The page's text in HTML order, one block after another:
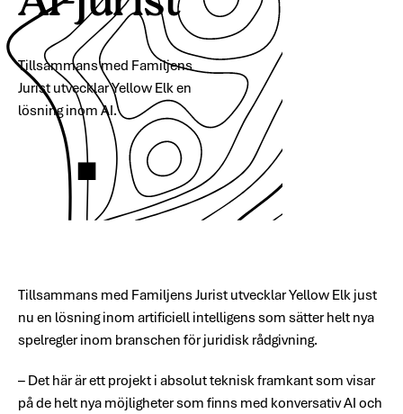
Tillsammans med Familjens
Jurist utvecklar Yellow Elk en
lösning inom AI.
Tillsammans med Familjens Jurist utvecklar Yellow Elk just
nu en lösning inom artificiell intelligens som sätter helt nya
spelregler inom branschen för juridisk rådgivning.
– Det här är ett projekt i absolut teknisk framkant som visar
på de helt nya möjligheter som finns med konversativ AI och